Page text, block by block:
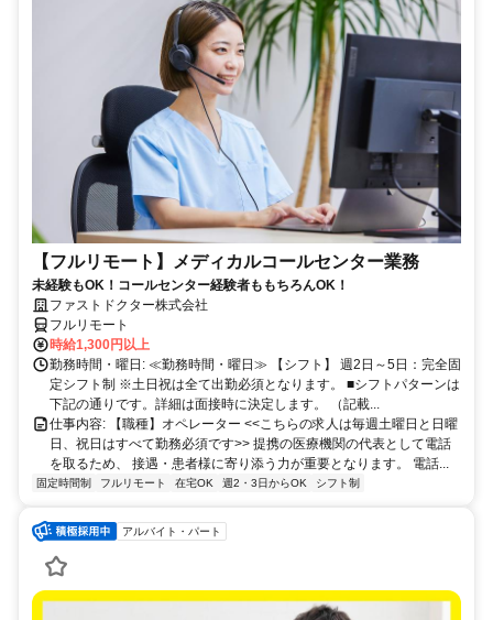
【フルリモート】メディカルコールセンター業務
未経験もOK！コールセンター経験者ももちろんOK！
ファストドクター株式会社
フルリモート
時給1,300円以上
勤務時間・曜日: ≪勤務時間・曜日≫ 【シフト】 週2日～5日：完全固
定シフト制 ※土日祝は全て出勤必須となります。ㅤ ■シフトパターンは
下記の通りです。詳細は面接時に決定します。 （記載...
仕事内容: 【職種】オペレーター <<こちらの求人は毎週土曜日と日曜
日、祝日はすべて勤務必須です>> 提携の医療機関の代表として電話
を取るため、 接遇・患者様に寄り添う力が重要となります。 電話...
固定時間制 フルリモート 在宅OK 週2・3日からOK シフト制
アルバイト・パート